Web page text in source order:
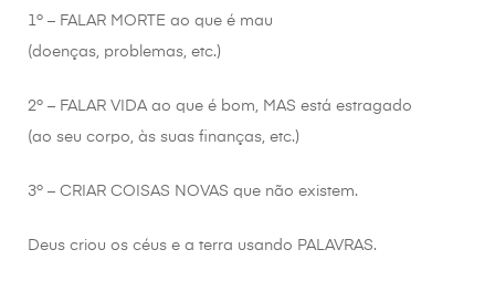
1º – FALAR MORTE ao que é mau
(doenças, problemas, etc.)
2º – FALAR VIDA ao que é bom, MAS está estragado
(ao seu corpo, às suas finanças, etc.)
3º – CRIAR COISAS NOVAS que não existem.
Deus criou os céus e a terra usando PALAVRAS.